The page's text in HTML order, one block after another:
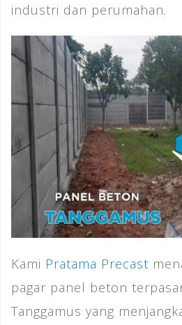
industri dan perumahan.
Kami Pratama Precast
pagar panel beton
Tanggamus yang